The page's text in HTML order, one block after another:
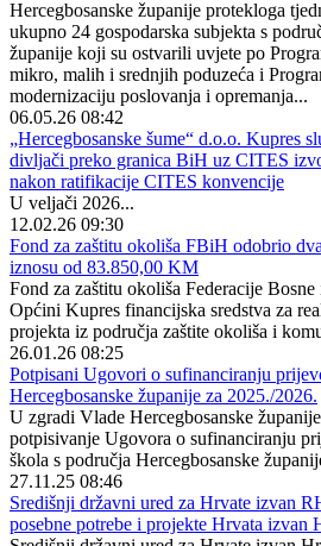
Hercegbosanske županije protekloga
ukupno 24 gospodarska subjekta s
županije koji su ostvarili uvjete po
mikro, malih i srednjih poduzeća i
modernizaciju poslovanja i opremanja...
06.05.26 08:42
„Hercegbosanske šume“ d.o.o. Kupres
divljači preko granica BiH uz CITES
nakon ratifikacije CITES konvencije
U veljači 2026...
12.02.26 09:30
Fond za zaštitu okoliša FBiH odobrio
iznosu od 83.850,00 KM
Fond za zaštitu okoliša Federacije
Općini Kupres financijska sredstva za
projekta iz područja zaštite okoliša i
26.01.26 08:25
Potpisani Ugovori o sufinanciranju
Hercegbosanske županije za 2025./2026.
U zgradi Vlade Hercegbosanske
potpisivanje Ugovora o sufinanciranju
škola s područja Hercegbosanske
27.11.25 08:46
Središnji državni ured za Hrvate izvan
posebne potrebe i projekte Hrvata izvan